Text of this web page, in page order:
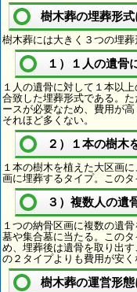
樹木葬の埋葬形
樹木葬には大きく３つの埋葬
１）１人の遺骨
１人の遺骨に対して１本以
合致した埋葬形式である。
ースが必要なため、費用が
それほど多くない。
２）１本の樹木
１本の樹木を植えた大区画
画に埋葬するタイプ。このタ
３）複数人の遺
１つの納骨区画に複数の遺
墓や集合墓に当たる。この
め、埋葬後は遺骨を取り出
の２タイプよりも費用が安く
樹木葬の運営形